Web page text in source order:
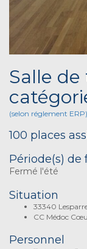
Salle
(selon réglement ERP)
100 places
Période(s)
Fermé l'été
Situation
33340
CC Médoc
Personnel